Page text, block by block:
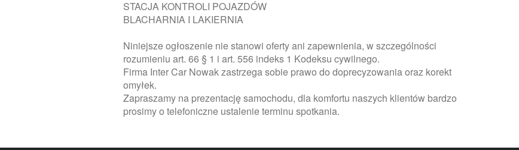
STACJA KONTROLI POJAZDÓW
BLACHARNIA I LAKIERNIA
Niniejsze ogłoszenie nie stanowi oferty ani zapewnienia, w szczególności
rozumieniu art. 66 § 1 i art. 556 indeks 1 Kodeksu cywilnego.
Firma Inter Car Nowak zastrzega sobie prawo do doprecyzowania oraz korekt
omyłek.
Zapraszamy na prezentację samochodu, dla komfortu naszych klientów bardzo
prosimy o telefoniczne ustalenie terminu spotkania.